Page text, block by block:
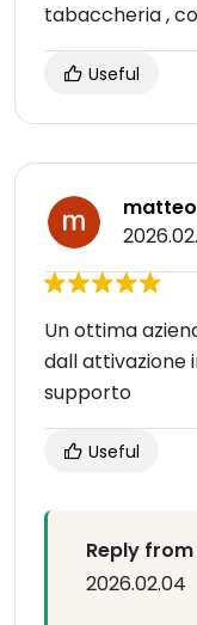
tabaccheria ,
Useful
Un ottima
dall attivazione
supporto
Useful
Reply
2026.02.04